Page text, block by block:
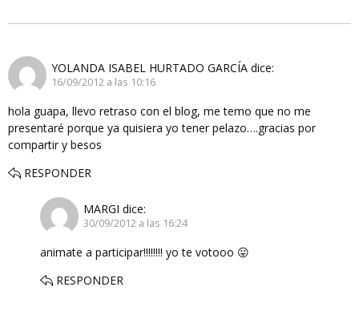
YOLANDA ISABEL HURTADO GARCÍA dice:
16/09/2012 a las 10:16
hola guapa, llevo retraso con el blog, me temo que no me
presentaré porque ya quisiera yo tener pelazo….gracias por
compartir y besos
RESPONDER
MARGI dice:
30/09/2012 a las 16:24
animate a participar!!!!!!!! yo te votooo 😛
RESPONDER